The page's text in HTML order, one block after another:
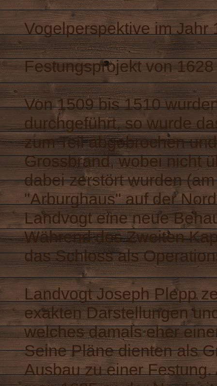
Vogelperspektive im Jahr
Festungsprojekt von 1628
Von 1509 bis 1510
durchgeführt, so wurde
zum Teil abgebrochen
Grossbrand, wobei nicht
dabei zerstört wurden
"Arburghaus" auf der
Landvogt eine neue
Während des Zweiten
das Schloss als
Landvogt Joseph Plepp
exakten Darstellungen
welches damals eher
Seine Pläne dienten als
Ausbau zu einer